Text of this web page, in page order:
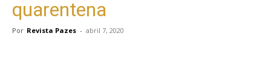
quarentena
Por Revista Pazes - abril 7, 2020